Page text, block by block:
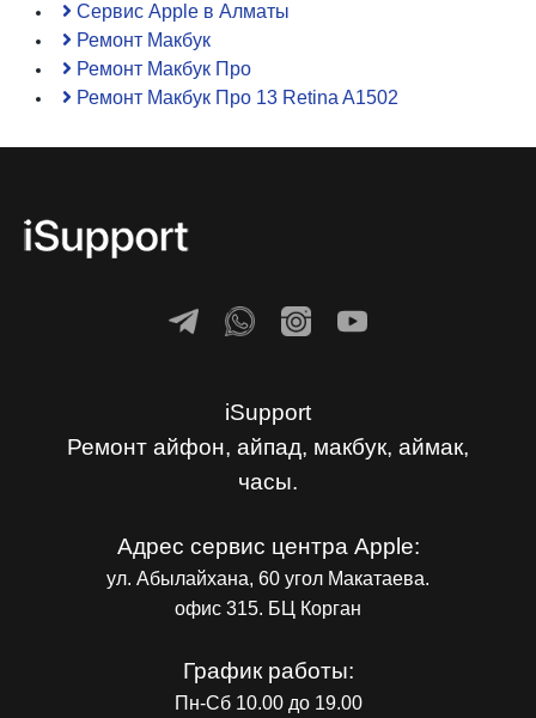
Сервис Apple в Алматы
Ремонт Макбук
Ремонт Макбук Про
Ремонт Макбук Про 13 Retina A1502
iSupport
Ремонт айфон, айпад, макбук, аймак,
часы.
Адрес сервис центра Apple:
ул. Абылайхана, 60 угол Макатаева.
офис 315. БЦ Корган
График работы:
Пн-Сб 10.00 до 19.00